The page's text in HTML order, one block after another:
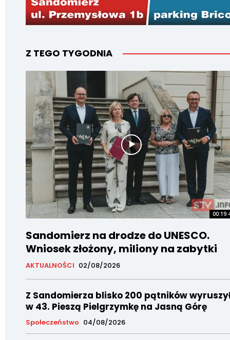
Z TEGO TYGODNIA
Sandomierz na drodze do UNESCO.
Wniosek złożony, miliony na zabytki
AKTUALNOŚCI 02/08/2026
Z Sandomierza blisko 200 pątników
w 43. Pieszą Pielgrzymkę na Jasną Górę
Społeczeństwo 04/08/2026